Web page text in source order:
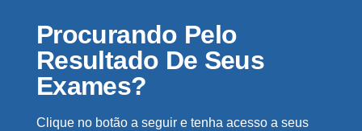
Procurando Pelo
Resultado De Seus
Exames?
Clique no botão a seguir e tenha acesso a seus